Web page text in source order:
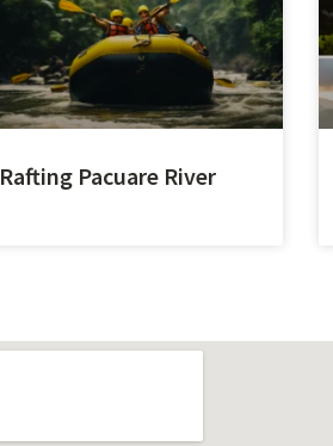
Rafting Pacuare River